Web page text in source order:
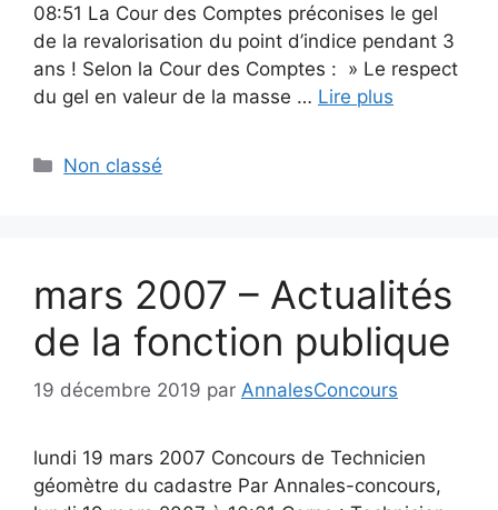
08:51 La Cour des Comptes préconises le gel
de la revalorisation du point d’indice pendant 3
ans ! Selon la Cour des Comptes : » Le respect
du gel en valeur de la masse … Lire plus
Catégories
Non classé
mars 2007 – Actualités
de la fonction publique
19 décembre 2019 par AnnalesConcours
lundi 19 mars 2007 Concours de Technicien
géomètre du cadastre Par Annales-concours,